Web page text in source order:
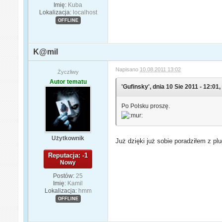
Imię: Kuba
Lokalizacja: localhost
OFFLINE
K@mil
Życzliwy
Autor tematu
Użytkownik
Reputacja: -1
Nowy
Postów: 25
Imię: Kamil
Lokalizacja: hmm
OFFLINE
Napisano 10.08.2011 13:02
'Gufinsky', dnia 10 Sie 2011 - 12:01,
Po Polsku proszę.
Już dzięki już sobie poradziłem z